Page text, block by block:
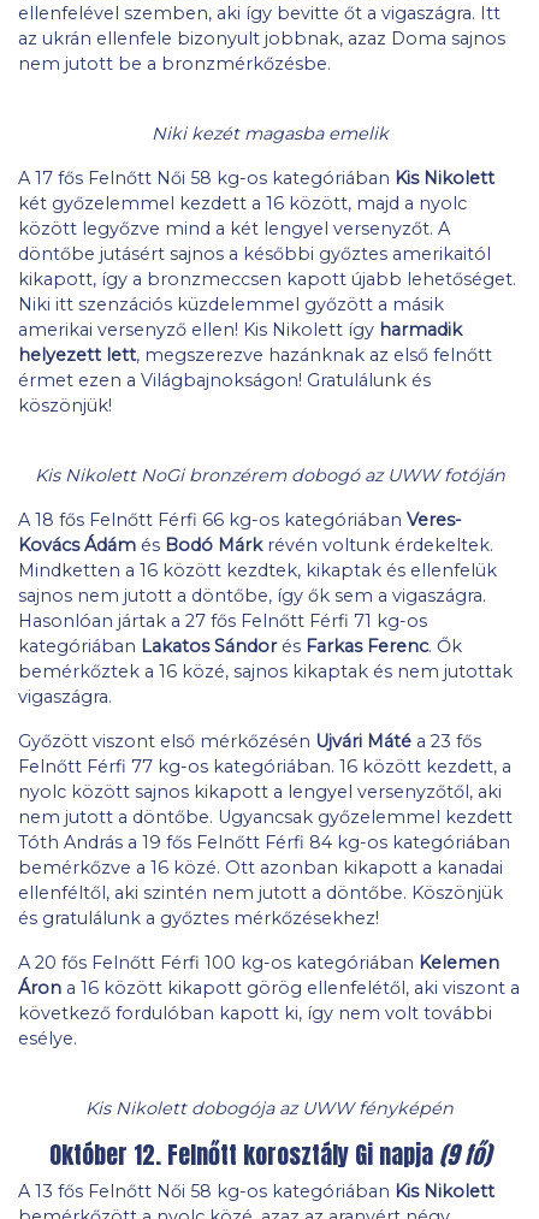
ellenfelével szemben, aki így bevitte őt a vigaszágra. Itt
az ukrán ellenfele bizonyult jobbnak, azaz Doma sajnos
nem jutott be a bronzmérkőzésbe.
Niki kezét magasba emelik
A 17 fős Felnőtt Női 58 kg-os kategóriában Kis Nikolett
két győzelemmel kezdett a 16 között, majd a nyolc
között legyőzve mind a két lengyel versenyzőt. A
döntőbe jutásért sajnos a későbbi győztes amerikaitól
kikapott, így a bronzmeccsen kapott újabb lehetőséget.
Niki itt szenzációs küzdelemmel győzött a másik
amerikai versenyző ellen! Kis Nikolett így harmadik
helyezett lett, megszerezve hazánknak az első felnőtt
érmet ezen a Világbajnokságon! Gratulálunk és
köszönjük!
Kis Nikolett NoGi bronzérem dobogó az UWW fotóján
A 18 fős Felnőtt Férfi 66 kg-os kategóriában Veres-
Kovács Ádám és Bodó Márkrévén voltunk érdekeltek.
Mindketten a 16 között kezdtek, kikaptak és ellenfelük
sajnos nem jutott a döntőbe, így ők sem a vigaszágra.
Hasonlóan jártak a 27 fős Felnőtt Férfi 71 kg-os
kategóriában Lakatos Sándorés Farkas Ferenc. Ők
bemérkőztek a 16 közé, sajnos kikaptak és nem jutottak
vigaszágra.
Győzött viszont első mérkőzésén Ujvári Máté a 23 fős
Felnőtt Férfi 77 kg-os kategóriában. 16 között kezdett, a
nyolc között sajnos kikapott a lengyel versenyzőtől, aki
nem jutott a döntőbe. Ugyancsak győzelemmel kezdett
Tóth András a 19 fős Felnőtt Férfi 84 kg-os kategóriában
bemérkőzve a 16 közé. Ott azonban kikapott a kanadai
ellenféltől, aki szintén nem jutott a döntőbe. Köszönjük
és gratulálunk a győztes mérkőzésekhez!
A 20 fős Felnőtt Férfi 100 kg-os kategóriában Kelemen
Áron a 16 között kikapott görög ellenfelétől, aki viszont a
következő fordulóban kapott ki, így nem volt további
esélye.
Kis Nikolett dobogója az UWW fényképén
Október 12. Felnőtt korosztály Gi napja(9 fő)
A 13 fős Felnőtt Női 58 kg-os kategóriában Kis Nikolett